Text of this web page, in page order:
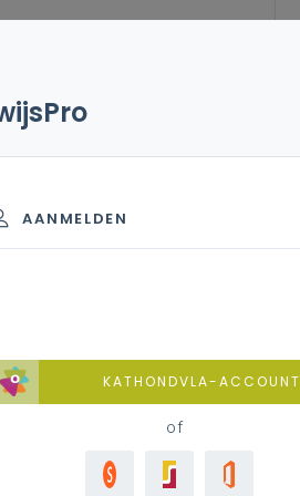
graad
AANMELDEN
KATHONDVLA-ACCOUNT
of